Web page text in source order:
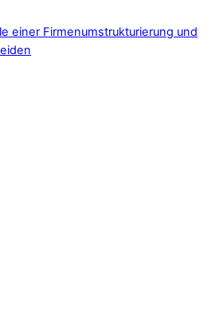
einer Firmenumstrukturierung und